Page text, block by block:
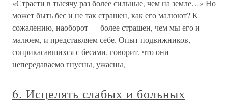
«Страсти в тысячу раз более сильные, чем на земле…» Но
может быть бес и не так страшен, как его малюют? К
сожалению, наоборот — более страшен, чем мы его и
малюем, и представляем себе. Опыт подвижников,
соприкасавшихся с бесами, говорит, что они
непередаваемо гнусны, ужасны,
6. Исцелять слабых и больных